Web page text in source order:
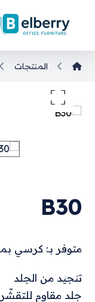
المنتجات
B30
متوفر بـ: كرسي
تنجيد من الجلد
جلد مقاوم للتقشّر